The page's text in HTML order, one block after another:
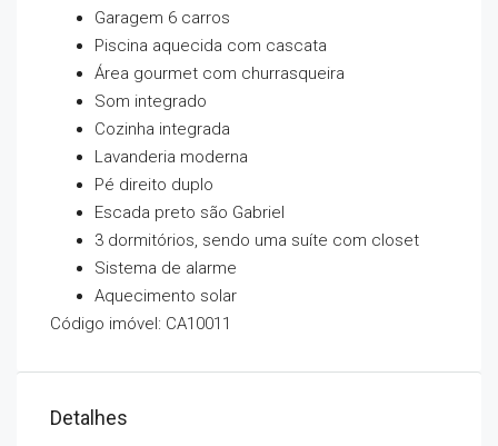
Garagem 6 carros
Piscina aquecida com cascata
Área gourmet com churrasqueira
Som integrado
Cozinha integrada
Lavanderia moderna
Pé direito duplo
Escada preto são Gabriel
3 dormitórios, sendo uma suíte com closet
Sistema de alarme
Aquecimento solar
Código imóvel: CA10011
Detalhes